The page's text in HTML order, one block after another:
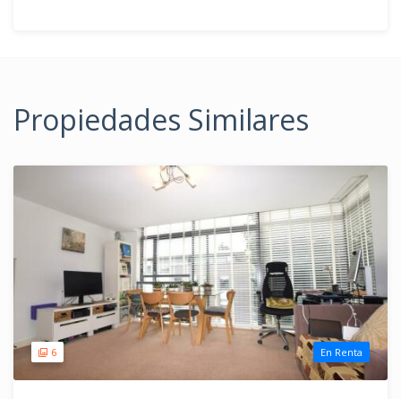
Propiedades Similares
6 En Renta